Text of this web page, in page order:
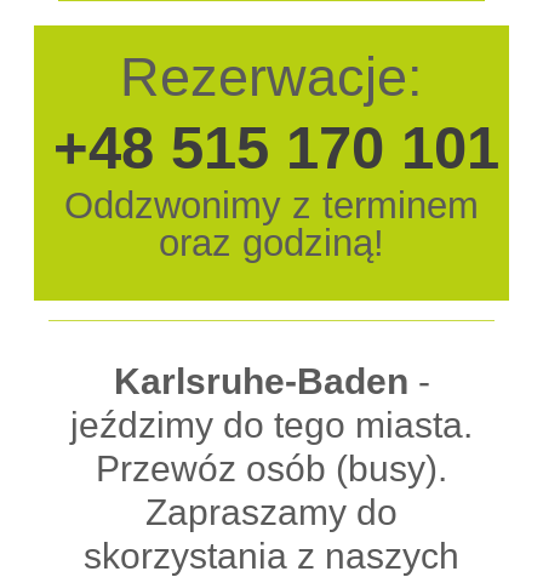
Rezerwacje:
+48 515 170 101
Oddzwonimy z terminem
oraz godziną!
Karlsruhe-Baden -
jeździmy do tego miasta.
Przewóz osób (busy).
Zapraszamy do
skorzystania z naszych